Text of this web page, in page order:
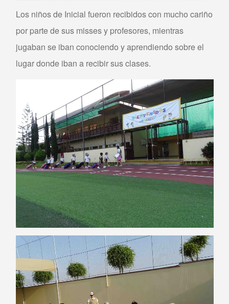
Los niños de Inicial fueron recibidos con mucho cariño
por parte de sus misses y profesores, mientras
jugaban se iban conociendo y aprendiendo sobre el
lugar donde iban a recibir sus clases.